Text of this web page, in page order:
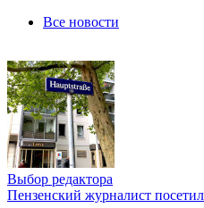
Все новости
Выбор редактора
Пензенский журналист